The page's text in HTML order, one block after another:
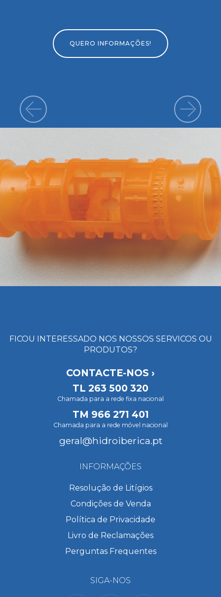
QUERO INFORMAÇÕES!
FICOU INTERESSADO NOS NOSSOS SERVICOS OU
PRODUTOS?
CONTACTE-NOS ›
TL 263 500 320
Chamada para a rede fixa nacional
TM 966 271 401
Chamada para a rede móvel nacional
geral@hidroiberica.pt
INFORMAÇÕES
Resolução de Litígios
Condições de Venda
Política de Privacidade
Livro de Reclamações
Perguntas Frequentes
SIGA-NOS